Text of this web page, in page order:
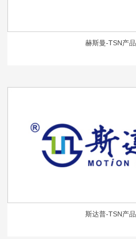
赫斯曼-TSN产品
斯达普-TSN产品